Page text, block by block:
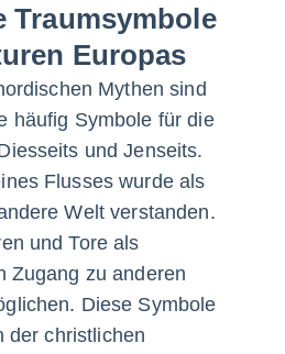
Traumsymbole
Europas
Mythen sind
häufig Symbole für die
und Jenseits.
Flusses wurde als
Welt verstanden.
und Tore als
Zugang zu anderen
Diese Symbole
der christlichen